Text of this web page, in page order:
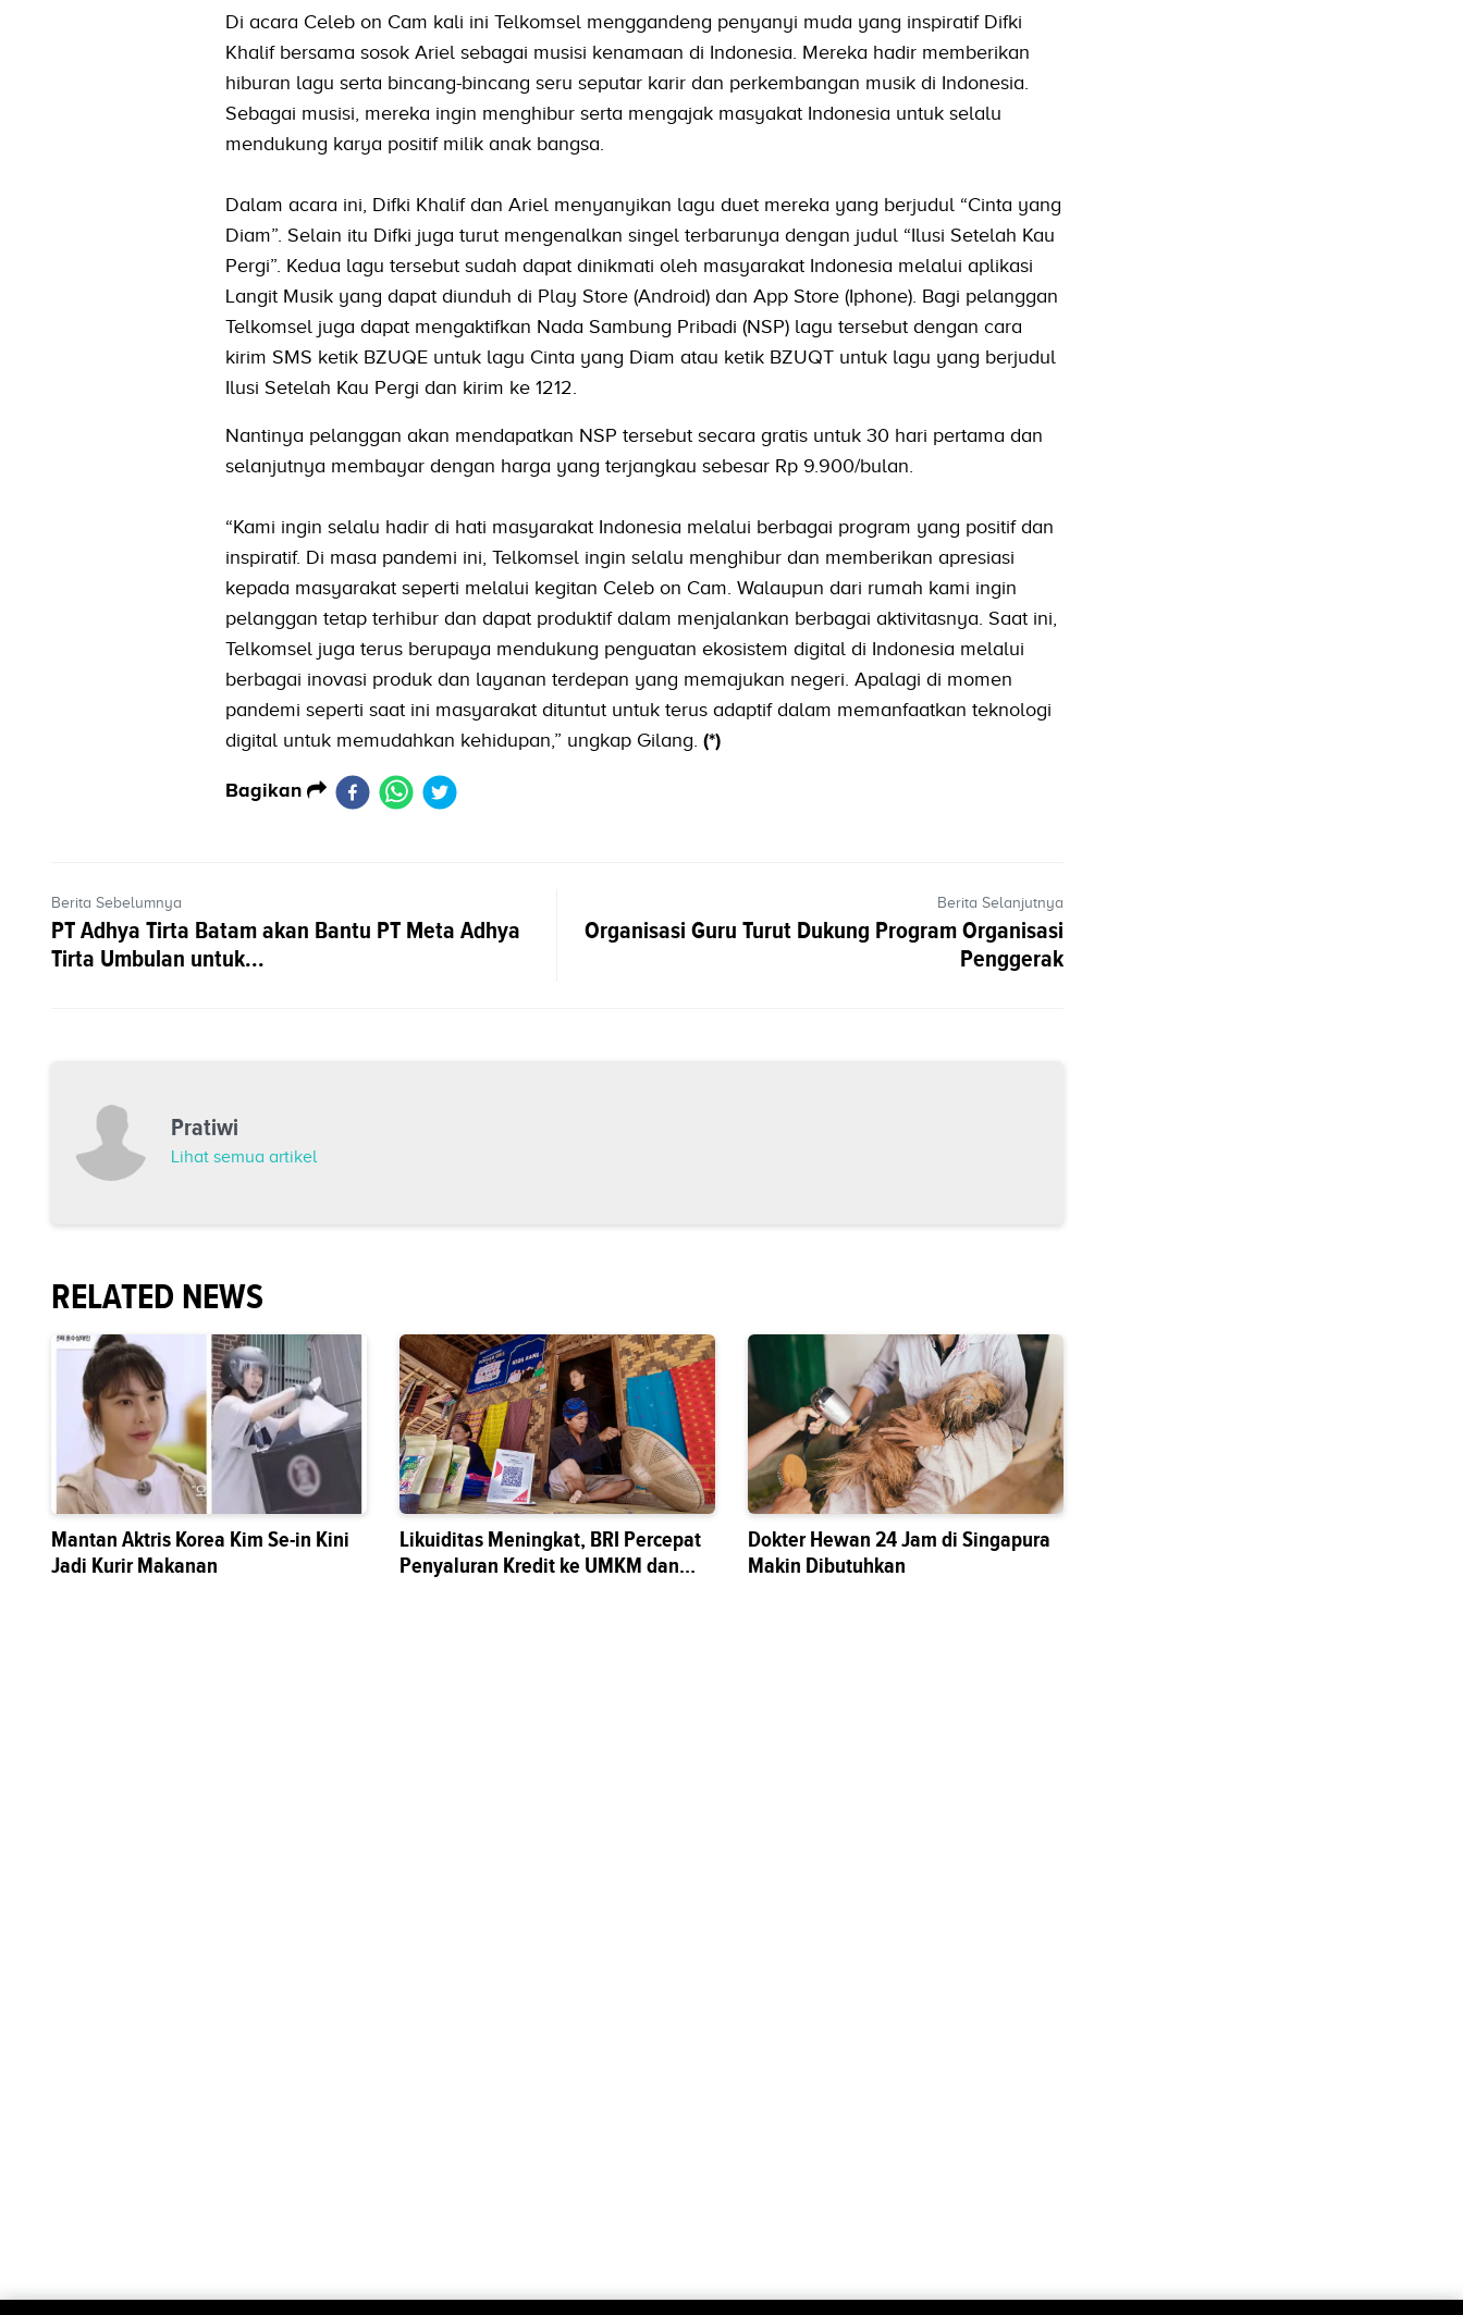
Di acara Celeb on Cam kali ini Telkomsel menggandeng penyanyi muda yang inspiratif Difki
Khalif bersama sosok Ariel sebagai musisi kenamaan di Indonesia. Mereka hadir memberikan
hiburan lagu serta bincang-bincang seru seputar karir dan perkembangan musik di Indonesia.
Sebagai musisi, mereka ingin menghibur serta mengajak masyakat Indonesia untuk selalu
mendukung karya positif milik anak bangsa.
Dalam acara ini, Difki Khalif dan Ariel menyanyikan lagu duet mereka yang berjudul “Cinta yang
Diam”. Selain itu Difki juga turut mengenalkan singel terbarunya dengan judul “Ilusi Setelah Kau
Pergi”. Kedua lagu tersebut sudah dapat dinikmati oleh masyarakat Indonesia melalui aplikasi
Langit Musik yang dapat diunduh di Play Store (Android) dan App Store (Iphone). Bagi pelanggan
Telkomsel juga dapat mengaktifkan Nada Sambung Pribadi (NSP) lagu tersebut dengan cara
kirim SMS ketik BZUQE untuk lagu Cinta yang Diam atau ketik BZUQT untuk lagu yang berjudul
Ilusi Setelah Kau Pergi dan kirim ke 1212.
Nantinya pelanggan akan mendapatkan NSP tersebut secara gratis untuk 30 hari pertama dan
selanjutnya membayar dengan harga yang terjangkau sebesar Rp 9.900/bulan.
“Kami ingin selalu hadir di hati masyarakat Indonesia melalui berbagai program yang positif dan
inspiratif. Di masa pandemi ini, Telkomsel ingin selalu menghibur dan memberikan apresiasi
kepada masyarakat seperti melalui kegitan Celeb on Cam. Walaupun dari rumah kami ingin
pelanggan tetap terhibur dan dapat produktif dalam menjalankan berbagai aktivitasnya. Saat ini,
Telkomsel juga terus berupaya mendukung penguatan ekosistem digital di Indonesia melalui
berbagai inovasi produk dan layanan terdepan yang memajukan negeri. Apalagi di momen
pandemi seperti saat ini masyarakat dituntut untuk terus adaptif dalam memanfaatkan teknologi
digital untuk memudahkan kehidupan,” ungkap Gilang. (*)
Bagikan
Berita Sebelumnya
PT Adhya Tirta Batam akan Bantu PT Meta Adhya
Tirta Umbulan untuk...
Berita Selanjutnya
Organisasi Guru Turut Dukung Program Organisasi
Penggerak
Pratiwi
Lihat semua artikel
RELATED NEWS
Mantan Aktris Korea Kim Se-in Kini
Jadi Kurir Makanan
Likuiditas Meningkat, BRI Percepat
Penyaluran Kredit ke UMKM dan
Dokter Hewan 24 Jam di Singapura
Makin Dibutuhkan